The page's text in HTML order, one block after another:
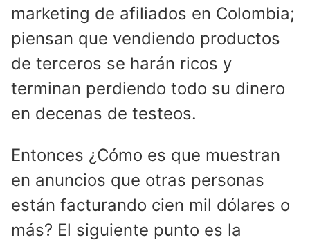
marketing de afiliados en Colombia;
piensan que vendiendo productos
de terceros se harán ricos y
terminan perdiendo todo su dinero
en decenas de testeos.
Entonces ¿Cómo es que muestran
en anuncios que otras personas
están facturando cien mil dólares o
más? El siguiente punto es la